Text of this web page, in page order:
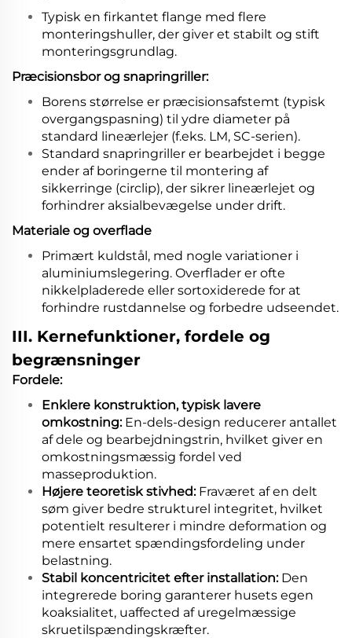
Typisk en firkantet flange med flere
monteringshuller, der giver et stabilt og stift
monteringsgrundlag.
Præcisionsbor og snapringriller:
Borens størrelse er præcisionsafstemt (typisk
overgangspasning) til ydre diameter på
standard lineærlejer (f.eks. LM, SC-serien).
Standard snapringriller er bearbejdet i begge
ender af boringerne til montering af
sikkerringe (circlip), der sikrer lineærlejet og
forhindrer aksialbevægelse under drift.
Materiale og overflade
Primært kuldstål, med nogle variationer i
aluminiumslegering. Overflader er ofte
nikkelpladerede eller sortoxiderede for at
forhindre rustdannelse og forbedre udseendet.
III. Kernefunktioner, fordele og
begrænsninger
Fordele:
Enklere konstruktion, typisk lavere
omkostning: En-dels-design reducerer antallet
af dele og bearbejdningstrin, hvilket giver en
omkostningsmæssig fordel ved
masseproduktion.
Højere teoretisk stivhed: Fraværet af en delt
søm giver bedre strukturel integritet, hvilket
potentielt resulterer i mindre deformation og
mere ensartet spændingsfordeling under
belastning.
Stabil koncentricitet efter installation: Den
integrerede boring garanterer husets egen
koaksialitet, uaffected af uregelmæssige
skruetilspændingskræfter.